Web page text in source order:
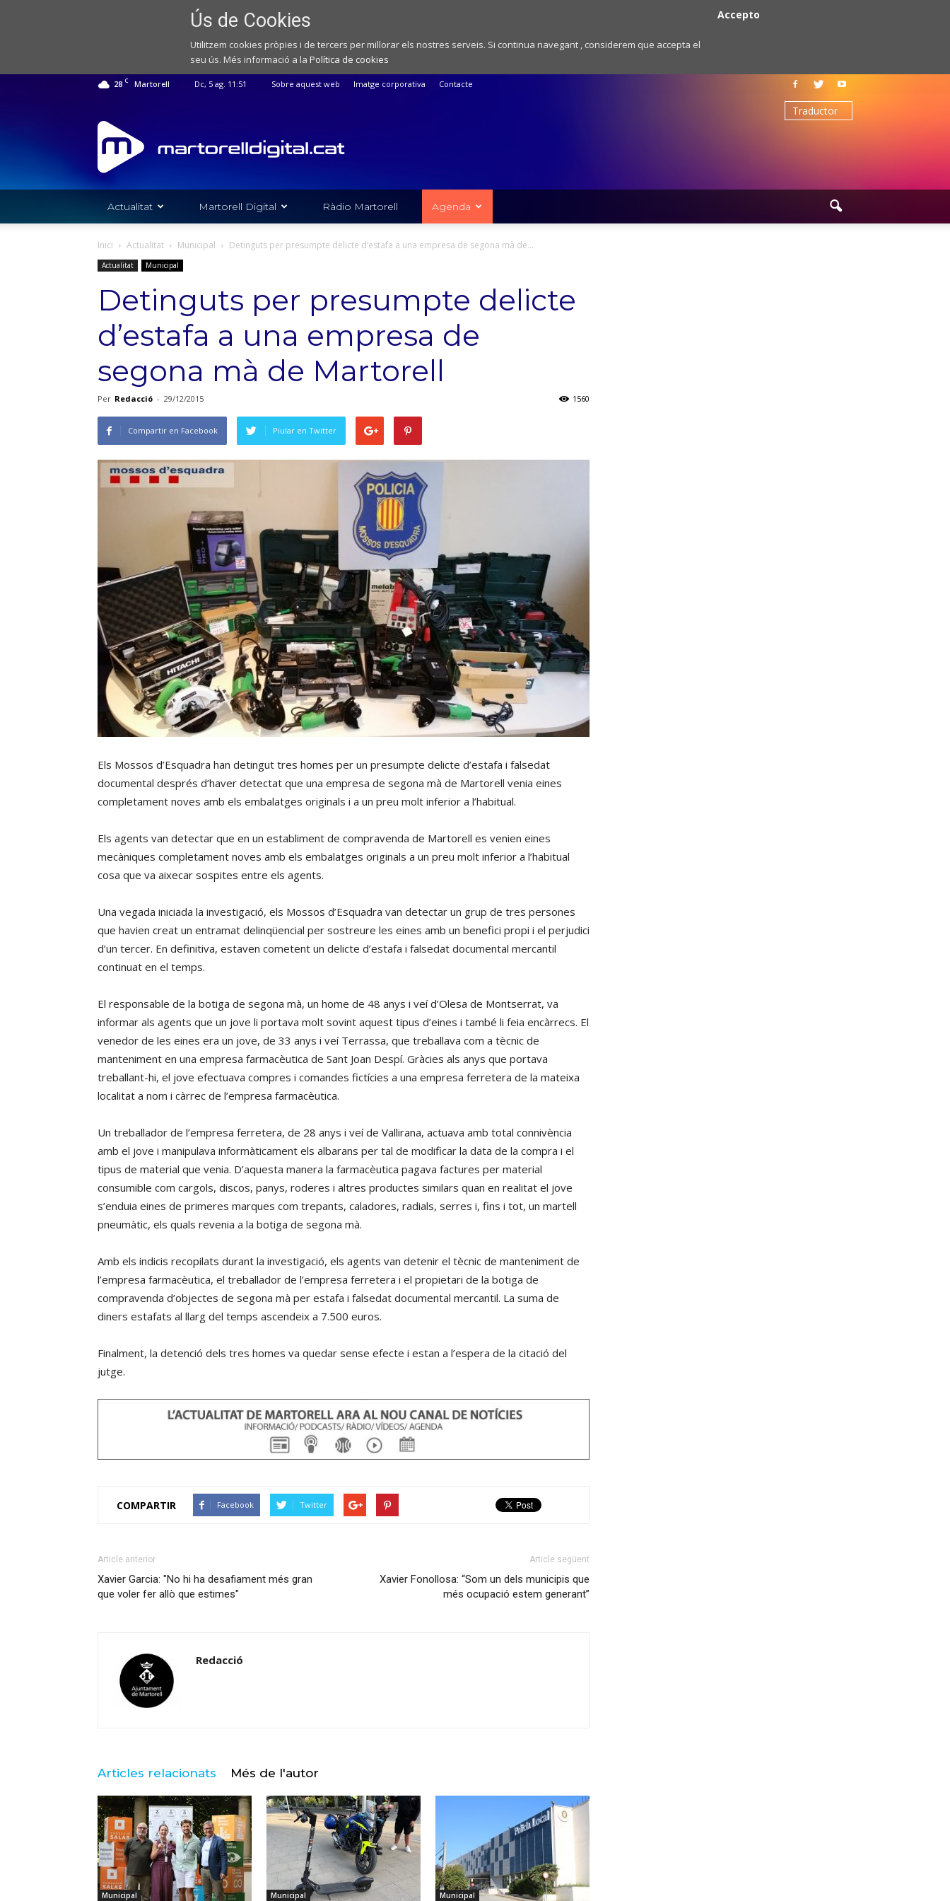
Ús de Cookies
Utilitzem cookies pròpies i de tercers per millorar els nostres serveis. Si continua navegant , considerem que accepta el
seu ús. Més informació a la Política de cookies
Accepto
28 C Martorell Dc, 5 ag. 11:51 Sobre aquest web Imatge corporativa Contacte
Web
de
notícies
de
l'Ajuntament
Martorell
Actualitat Martorell Digital Ràdio Martorell Agenda
Inici Actualitat Municipal Detinguts per presumpte delicte d’estafa a una empresa de segona mà de...
Actualitat Municipal
Detinguts per presumpte delicte
d’estafa a una empresa de
segona mà de Martorell
Per Redacció - 29/12/2015 1560
Compartir en Facebook Piular en Twitter
Els Mossos d’Esquadra han detingut tres homes per un presumpte delicte d’estafa i falsedat
documental després d’haver detectat que una empresa de segona mà de Martorell venia eines
completament noves amb els embalatges originals i a un preu molt inferior a l’habitual.
Els agents van detectar que en un establiment de compravenda de Martorell es venien eines
mecàniques completament noves amb els embalatges originals a un preu molt inferior a l’habitual
cosa que va aixecar sospites entre els agents.
Una vegada iniciada la investigació, els Mossos d’Esquadra van detectar un grup de tres persones
que havien creat un entramat delinqüencial per sostreure les eines amb un benefici propi i el perjudici
d’un tercer. En definitiva, estaven cometent un delicte d’estafa i falsedat documental mercantil
continuat en el temps.
El responsable de la botiga de segona mà, un home de 48 anys i veí d’Olesa de Montserrat, va
informar als agents que un jove li portava molt sovint aquest tipus d’eines i també li feia encàrrecs. El
venedor de les eines era un jove, de 33 anys i veí Terrassa, que treballava com a tècnic de
manteniment en una empresa farmacèutica de Sant Joan Despí. Gràcies als anys que portava
treballant-hi, el jove efectuava compres i comandes fictícies a una empresa ferretera de la mateixa
localitat a nom i càrrec de l’empresa farmacèutica.
Un treballador de l’empresa ferretera, de 28 anys i veí de Vallirana, actuava amb total connivència
amb el jove i manipulava informàticament els albarans per tal de modificar la data de la compra i el
tipus de material que venia. D’aquesta manera la farmacèutica pagava factures per material
consumible com cargols, discos, panys, roderes i altres productes similars quan en realitat el jove
s’enduia eines de primeres marques com trepants, caladores, radials, serres i, fins i tot, un martell
pneumàtic, els quals revenia a la botiga de segona mà.
Amb els indicis recopilats durant la investigació, els agents van detenir el tècnic de manteniment de
l’empresa farmacèutica, el treballador de l’empresa ferretera i el propietari de la botiga de
compravenda d’objectes de segona mà per estafa i falsedat documental mercantil. La suma de
diners estafats al llarg del temps ascendeix a 7.500 euros.
Finalment, la detenció dels tres homes va quedar sense efecte i estan a l’espera de la citació del
jutge.
COMPARTIR Facebook Twitter
Article anterior
Xavier Garcia: "No hi ha desafiament més gran
que voler fer allò que estimes"
Article següent
Xavier Fonollosa: “Som un dels municipis que
més ocupació estem generant”
Redacció
Articles relacionats Més de l'autor
Municipal Municipal Municipal